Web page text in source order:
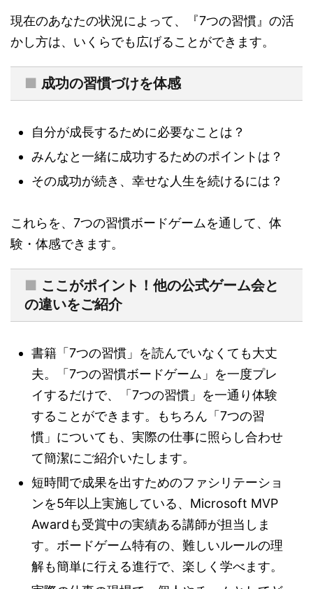
現在のあなたの状況によって、『7つの習慣』の活
かし方は、いくらでも広げることができます。
■ 成功の習慣づけを体感
自分が成長するために必要なことは？
みんなと一緒に成功するためのポイントは？
その成功が続き、幸せな人生を続けるには？
これらを、7つの習慣ボードゲームを通して、体
験・体感できます。
■ ここがポイント！他の公式ゲーム会と
の違いをご紹介
書籍「7つの習慣」を読んでいなくても大丈
夫。「7つの習慣ボードゲーム」を一度プレ
イするだけで、「7つの習慣」を一通り体験
することができます。もちろん「7つの習
慣」についても、実際の仕事に照らし合わせ
て簡潔にご紹介いたします。
短時間で成果を出すためのファシリテーショ
ンを5年以上実施している、Microsoft MVP
Awardも受賞中の実績ある講師が担当しま
す。ボードゲーム特有の、難しいルールの理
解も簡単に行える進行で、楽しく学べます。